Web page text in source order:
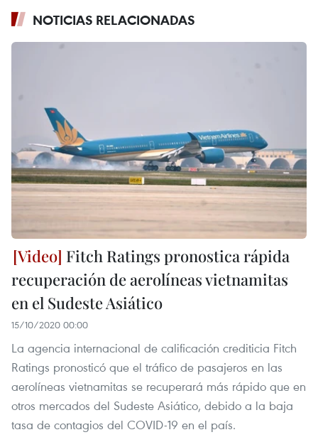
NOTICIAS RELACIONADAS
Fitch Ratings pronostica rápida
recuperación de aerolíneas vietnamitas
en el Sudeste Asiático
15/10/2020 00:00
La agencia internacional de calificación crediticia Fitch
Ratings pronosticó que el tráfico de pasajeros en las
aerolíneas vietnamitas se recuperará más rápido que en
otros mercados del Sudeste Asiático, debido a la baja
tasa de contagios del COVID-19 en el país.